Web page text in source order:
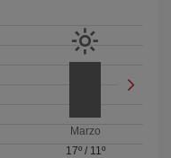
Marzo
17º/ 11º